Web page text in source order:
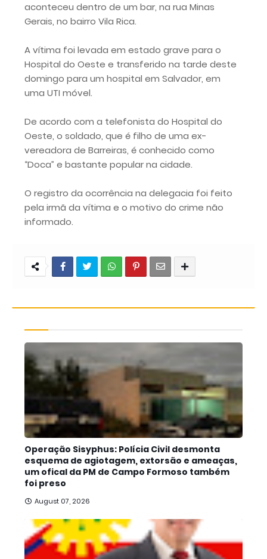
aconteceu dentro de um bar, na rua Minas
Gerais, no bairro Vila Rica.
A vítima foi levada em estado grave para o
Hospital do Oeste e transferido na tarde deste
domingo para um hospital em Salvador, em
uma UTI móvel.
De acordo com a telefonista do Hospital do
Oeste, o soldado, que é filho de uma ex-
vereadora de Barreiras, é conhecido como
“Doca” e bastante popular na cidade.
O registro da ocorrência na delegacia foi feito
pela irmã da vítima e o motivo do crime não
informado.
Operação Sisyphus: Polícia Civil desmonta
esquema de agiotagem, extorsão e ameaças,
um ofical da PM de Campo Formoso também
foi preso
August 07, 2026